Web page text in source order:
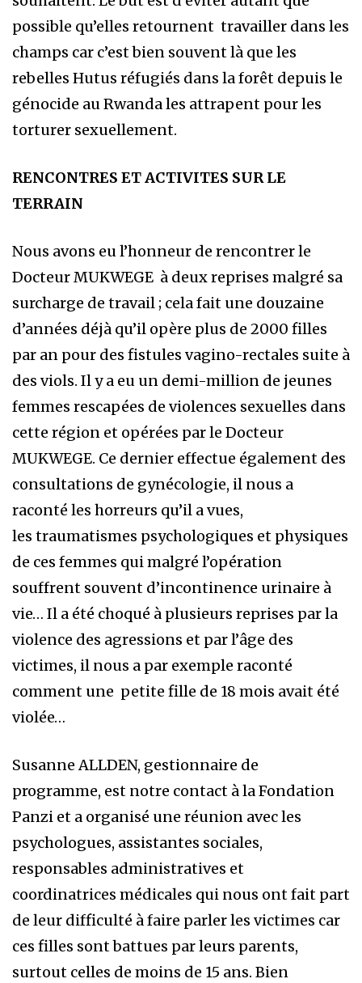
possible qu’elles retournent travailler dans les
champs car c’est bien souvent là que les
rebelles Hutus réfugiés dans la forêt depuis le
génocide au Rwanda les attrapent pour les
torturer sexuellement.
RENCONTRES ET ACTIVITES SUR LE
TERRAIN
Nous avons eu l’honneur de rencontrer le
Docteur MUKWEGE à deux reprises malgré sa
surcharge de travail ; cela fait une douzaine
d’années déjà qu’il opère plus de 2000 filles
par an pour des fistules vagino-rectales suite à
des viols. Il y a eu un demi-million de jeunes
femmes rescapées de violences sexuelles dans
cette région et opérées par le Docteur
MUKWEGE. Ce dernier effectue également des
consultations de gynécologie, il nous a
raconté les horreurs qu’il a vues,
les traumatismes psychologiques et physiques
de ces femmes qui malgré l’opération
souffrent souvent d’incontinence urinaire à
vie… Il a été choqué à plusieurs reprises par la
violence des agressions et par l’âge des
victimes, il nous a par exemple raconté
comment une petite fille de 18 mois avait été
violée…
Susanne ALLDEN, gestionnaire de
programme, est notre contact à la Fondation
Panzi et a organisé une réunion avec les
psychologues, assistantes sociales,
responsables administratives et
coordinatrices médicales qui nous ont fait part
de leur difficulté à faire parler les victimes car
ces filles sont battues par leurs parents,
surtout celles de moins de 15 ans. Bien